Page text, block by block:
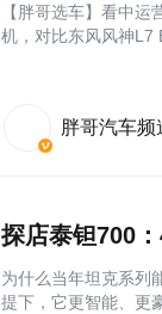
【胖哥选车】看中
机，对比东风风神L7
胖哥汽车频
探店泰钽700
为什么当年坦克系列
提下，它更智能、更